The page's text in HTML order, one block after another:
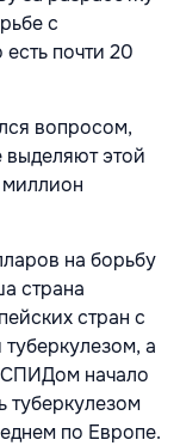
с
почти 20
вопросом,
выделяют этой
миллион
на борьбу
страна
стран с
а
СПИДом начало
туберкулезом
по Европе.